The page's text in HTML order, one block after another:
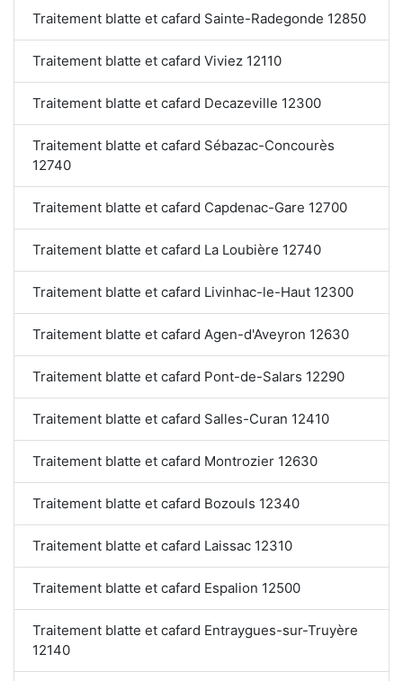
Traitement blatte et cafard Sainte-Radegonde 12850
Traitement blatte et cafard Viviez 12110
Traitement blatte et cafard Decazeville 12300
Traitement blatte et cafard Sébazac-Concourès
12740
Traitement blatte et cafard Capdenac-Gare 12700
Traitement blatte et cafard La Loubière 12740
Traitement blatte et cafard Livinhac-le-Haut 12300
Traitement blatte et cafard Agen-d'Aveyron 12630
Traitement blatte et cafard Pont-de-Salars 12290
Traitement blatte et cafard Salles-Curan 12410
Traitement blatte et cafard Montrozier 12630
Traitement blatte et cafard Bozouls 12340
Traitement blatte et cafard Laissac 12310
Traitement blatte et cafard Espalion 12500
Traitement blatte et cafard Entraygues-sur-Truyère
12140